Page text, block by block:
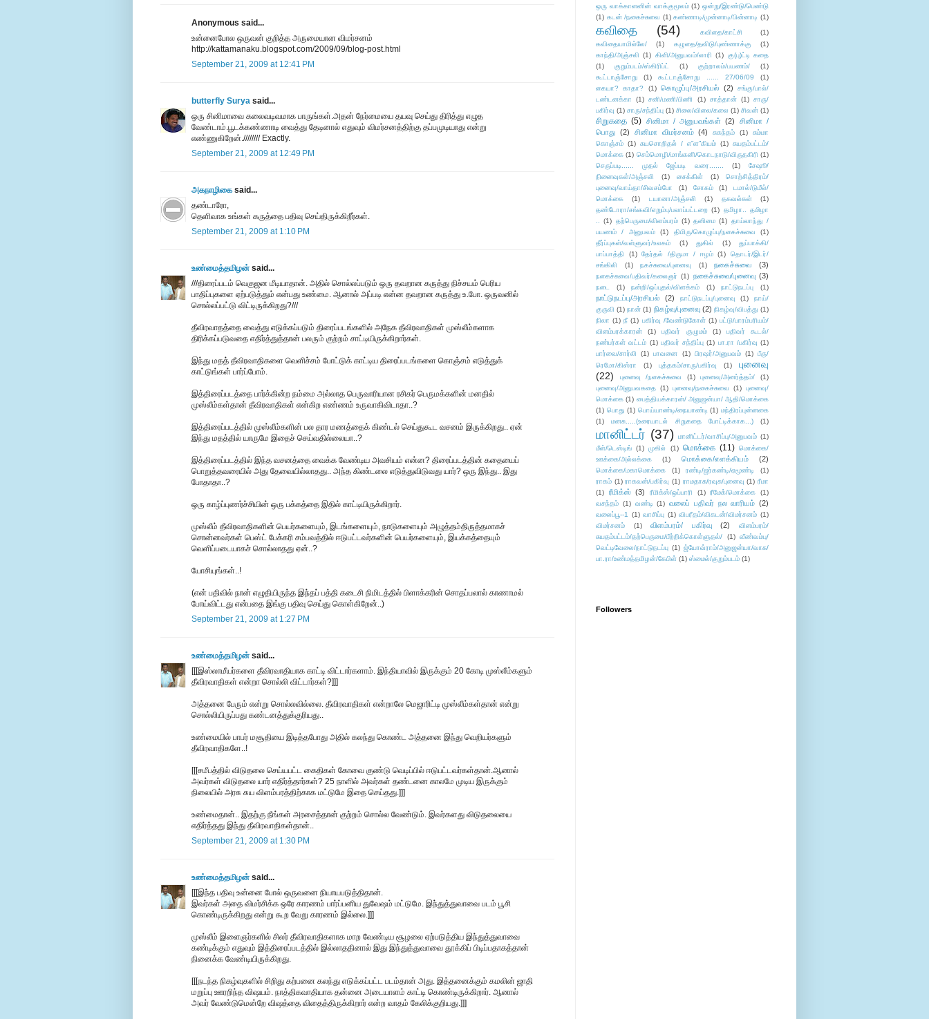
Anonymous said...
உன்னைபோல ஒருவன் குறித்த அருமையான விமர்சனம்
http://kattamanaku.blogspot.com/2009/09/blog-post.html
September 21, 2009 at 12:41 PM
butterfly Surya said...
ஒரு சினிமாவை கலைவடிவமாக பாருங்கள்.அதன் நேர்மையை தயவு செய்து திரித்து எழுத
வேண்டாம்.பூடக்கண்ணாடி வைத்து தேடினால் எதுவும் விமர்சனத்திற்கு தப்பமுடியாது என்று
எண்ணுகிறேன்.//////// Exactly.
September 21, 2009 at 12:49 PM
அகநாழிகை said...
தண்டாரோ,
தெளிவாக உங்கள் கருத்தை பதிவு செய்திருக்கிறீர்கள்.
September 21, 2009 at 1:10 PM
உண்மைத்தமிழன் said...
///திரைப்படம் வெகுஜன மீடியாதான். அதில் சொல்லப்படும் ஒரு தவறான கருத்து நிச்சயம் பெரிய
பாதிப்புகளை ஏற்படுத்தும் என்பது உண்மை. ஆனால் அப்படி என்ன தவறான கருத்து உ.போ. ஒருவனில்
சொல்லப்பட்டு விட்டிருக்கிறது?///
தீவிரவாதத்தை வைத்து எடுக்கப்படும் திரைப்படங்களில் அநேக தீவிரவாதிகள் முஸ்லீம்களாக
திரிக்கப்படுவதை எதிர்த்துத்தான் பலரும் குற்றம் சாட்டியிருக்கிறார்கள்.
இந்து மதத் தீவிரவாதிகளை வெளிச்சம் போட்டுக் காட்டிய திரைப்படங்களை கொஞ்சம் எடுத்துக்
காட்டுங்கள் பார்ப்போம்.
இத்திரைப்படத்தை பார்க்கின்ற நம்மை அல்லாத பெருவாரியான ரசிகர் பெருமக்களின் மனதில்
முஸ்லீம்கள்தான் தீவிரவாதிகள் என்கிற எண்ணம் உருவாகிவிடாதா..?
இத்திரைப்படத்தில் முஸ்லீம்களின் பல தார மணத்தைக் கிண்டல் செய்துகூட வசனம் இருக்கிறது.. ஏன்
இந்து மதத்தில் யாருமே இதைச் செய்வதில்லையா..?
இத்திரைப்படத்தில் இந்த வசனத்தை வைக்க வேண்டிய அவசியம் என்ன? திரைப்படத்தின் கதையைப்
பொறுத்தவரையில் அது தேவையில்லாதது.. அந்த கிண்டலை எடுத்துவிடுவது யார்? ஒரு இந்து.. இது
போதாதா..?
ஒரு காழ்ப்புணர்ச்சியின் ஒரு பக்கத்தை இதில் காட்டியிருக்கிறார்.
முஸ்லீம் தீவிரவாதிகளின் பெயர்களையும், இடங்களையும், நாடுகளையும் அழுத்தம்திருத்தமாகச்
சொன்னவர்கள் பெஸ்ட் பேக்கரி சம்பவத்தில் ஈடுபட்டவர்களின் பெயர்களையும், இயக்கத்தையும்
வெளிப்படையாகச் சொல்லாதது ஏன்..?
யோசியுங்கள்..!
(என் பதிவில் நான் எழுதியிருந்த இந்தப் பத்தி கடைசி நிமிடத்தில் பிளாக்கரின் சொதப்பலால் காணாமல்
போய்விட்டது என்பதை இங்கு பதிவு செய்து கொள்கிறேன்..)
September 21, 2009 at 1:27 PM
உண்மைத்தமிழன் said...
[[[இஸ்லாமீயர்களை தீவிரவாதியாக காட்டி விட்டார்களாம். இந்தியாவில் இருக்கும் 20 கோடி முஸ்லீம்களும்
தீவிரவாதிகள் என்றா சொல்லி விட்டார்கள்?]]]
அத்தனை பேரும் என்று சொல்லவில்லை. தீவிரவாதிகள் என்றாலே மெஜாரிட்டி முஸ்லீம்கள்தான் என்று
சொல்லியிருப்பது கண்டனத்துக்குரியது..
உண்மையில் பாபர் மசூதியை இடித்தபோது அதில் கலந்து கொண்ட அத்தனை இந்து வெறியர்களும்
தீவிரவாதிகளே..!
[[[சமீபத்தில் விடுதலை செய்யபட்ட கைதிகள் கோவை குண்டு வெடிப்பில் ஈடுபட்டவர்கள்தான்.ஆனால்
அவர்கள் விடுதலை யார் எதிர்த்தார்கள்? 25 நாளில் அவர்கள் தண்டனை காலமே முடிய இருக்கும்
நிலையில் அரசு சுய விளம்பரத்திற்காக மட்டுமே இதை செய்தது.]]]
உண்மைதான்.. இதற்கு நீங்கள் அரசைத்தான் குற்றம் சொல்ல வேண்டும். இவர்களது விடுதலையை
எதிர்த்தது இந்து தீவிரவாதிகள்தான்..
September 21, 2009 at 1:30 PM
உண்மைத்தமிழன் said...
[[[இந்த பதிவு உன்னை போல் ஒருவனை நியாயபடுத்திதான்.
இவர்கள் அதை விமர்சிக்க ஒரே காரணம் பார்ப்பனிய துவேஷம் மட்டுமே. இந்துத்துவாவை படம் பூசி
கொண்டிருக்கிறது என்று கூற வேறு காரணம் இல்லை.]]]
முஸ்லீம் இளைஞர்களில் சிலர் தீவிரவாதிகளாக மாற வேண்டிய சூழலை ஏற்படுத்திய இந்துத்துவாவை
கண்டிக்கும் எதுவும் இத்திரைப்படத்தில் இல்லாததினால் இது இந்துத்துவாவை தூக்கிப் பிடிப்பதாகத்தான்
நினைக்க வேண்டியிருக்கிறது.
[[[நடந்த நிகழ்வுகளில் சிறிது கற்பனை கலந்து எடுக்கப்பட்ட படம்தான் அது. இத்தனைக்கும் கமலின் ஜாதி
மறுப்பு ஊரறிந்த விஷயம். நாத்திகவாதியாக தன்னை அடையாளம் காட்டி கொண்டிருக்கிறார். ஆனால்
அவர் வேண்டுமென்றே விஷத்தை விதைத்திருக்கிறார் என்ற வாதம் கேலிக்குறியது.]]]
ஒரு வாக்காளனின் வாக்குமூலம் (1) ஒன்று/இரண்டு/பெண்டு
(1) கடன் /நகைச்சுவை (1) கண்ணாடி/முன்னாடி/பின்னாடி (1)
கவிதை (54) கவிதை/காட்சி
(1)
கவிதையாமில்லே/
(1) கழுதை/தவிடு/புண்ணாக்கு
(1)
காந்தி/அஞ்சலி (1) கிளி/அனுபவம்/லாரி (1) கு(பு)ட்டி கதை
(1)
குறும்படம்/ஸ்கிரிப்ட் (1) குற்றாலம்/பயணம்/
(1)
கூட்டாஞ்சோறு
(1) கூட்டாஞ்சோறு ...... 27/06/09
(1)
கையா? காதா?
(1) கொழுப்பு/அரசியல் (2)
சங்கு/பால்/
டண்டனக்கா
(1) சனி/மணி/பிணி (1) சாத்தான் (1) சாரு/
பகிர்வு (1) சாரு/சந்திப்பு (1) சிலை/விலை/கலை (1) சிவன் (1)
சிறுகதை (5) சினிமா / அனுபவங்கள் (2)
சினிமா /
பொது (2) சினிமா விமர்சனம் (4) சுகந்தம் (1)
சும்மா
கொஞ்சம் (1) சுயசொறிதல் / எ”ள”கியம் (1) சுயதம்பட்டம்/
மொக்கை (1) செம்மொழி/மாங்கனி/கொடநாடு/விருதகிரி (1)
செருப்படி...... முதல் ஜேப்படி வரை.......
(1)
சேஷூ/
நினைவுகள்/அஞ்சலி
(1) சைக்கிள் (1)
சொற்சித்திரம்/
புனைவு/வாய்தா/சிவசம்போ
(1) சோகம் (1)
டமால்/டுமீல்/
மொக்கை
(1) டயானா/அஞ்சலி (1) தகவல்கள்
(1)
தண்டோரா/சங்கவி/எறும்பு/பலாப்பட்டறை (1) தமிழா.. தமிழா
.. (1) தற்பெருமை/விளம்பரம் (1) தனிமை (1) தாய்லாந்து /
பயணம் / அனுபவம்
(1) திமிரு/கொழுப்பு/நகைச்சுவை
(1)
தீர்ப்புகள்/வள்ளுவர்/உலகம்
(1) துகில் (1)
துப்பாக்கி/
பாப்பாத்தி
(1) தேர்தல் /திருமா / ஈழம் (1)
தொடர்/இடர்/
சங்கிலி
(1) நகச்சுவை/புனைவு (1) நகைச்சுவை (3)
நகைச்சுவை/பதிவர்/கலைஞர் (1) நகைச்சுவை/புனைவு (3)
நடை (1) நன்றி/ஒப்புதல்/விளக்கம் (1) நாட்டுநடப்பு (1)
நாட்டுநடப்பு/அரசியல் (2) நாட்டுநடப்பு/புனைவு (1)
நாய்/
குருவி (1) நான் (1) நிகழ்வு/புனைவு (2) நிகழ்வு/விபத்து (1)
நிலா (1) நீ (1) பகிர்வு /வேண்டுகோள் (1) பட்டு/பாரம்பரியம்/
விளம்பரக்காரன்
(1) பதிவர் குழுமம் (1)
பதிவர் கூடல்/
நண்பர்கள் வட்டம் (1) பதிவர் சந்திப்பு (1) பா.ரா /பகிர்வு (1)
பார்வை/சார்லி
(1) பாவனை (1) பிரஷர்/அனுபவம் (1) பீரு/
ரெமோ/கிஸ்ரா
(1) புத்தகம்/சாரு/பகிர்வு (1)
புனைவு
(22)
புனைவு /நகைச்சுவை (1) புனைவு/அனர்த்தம்/
(1)
புனைவு/அனுபவகதை (1) புனைவு/நகைச்சுவை (1) புனைவு/
மொக்கை (1) பைத்தியக்காரன்/ அனுஜன்யா/ ஆதி/மொக்கை
(1) பொது (1) பொய்யாண்டி/நையாண்டி (1) மந்திரப்புன்னகை
(1)
மனசு.....(உரையாடல் சிறுகதை போட்டிக்காக...) (1)
மானிட்டர் (37) மானிட்டர்/வாசிப்பு/அனுபவம் (1)
மீள்/டெஸ்டிங் (1) முகில் (1) மொக்கை (11) மொக்கை/
ஊக்கை/அல்லக்கை
(1) மொக்கை/எளக்கியம் (2)
மொக்கை/மகாமொக்கை (1) ரண்டி/ஜர்கண்டி/ஏமூண்டி
(1)
ராகம் (1) ராகவன்/பகிர்வு (1) ராமதாசு/ரவுசு/புனைவு (1) ரீமா
(1)
ரீமிக்ஸ் (3) ரீமிக்ஸ்/ஒப்பாரி (1) ரீமேக்/மொக்கை
(1)
வசந்தம் (1) வண்டி (1) வலைப் பதிவர் நல வாரியம் (2)
வலைப்பூ--1 (1) வாசிப்பு (1) விபரீதம்/விகடன்/விமர்சனம் (1)
விமர்சனம்
(1) விளம்பரம்/ பகிர்வு (2)
விளம்பரம்/
சுயதம்பட்டம்/தற்பெருமை/பீற்றிக்கொள்ளுதல்/
(1) வீண்வம்பு/
வெட்டிவேலை/நாட்டுநடப்பு (1) ஜ்யோவ்ராம்/அனுஜன்யா/வாசு/
பா.ரா/உண்மத்தமிழன்/கேபிள் (1) ஸ்மைல்/குறும்படம் (1)
Followers